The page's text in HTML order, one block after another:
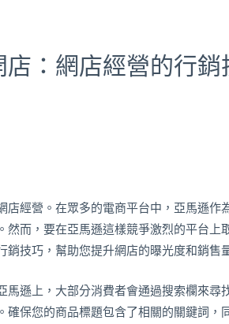
店：網店經營的行銷
經營。在眾多的電商平台中，亞馬遜作
而，要在亞馬遜這樣競爭激烈的平台上
銷技巧，幫助您提升網店的曝光度和銷售
遜上，大部分消費者會通過搜索欄來尋
保您的商品標題包含了相關的關鍵詞，